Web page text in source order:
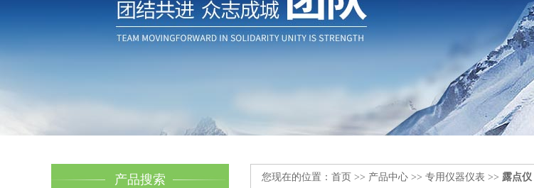
产品搜索 您现在的位置： 首页 >> 产品中心 >> 专用仪器仪表 >> 露点仪